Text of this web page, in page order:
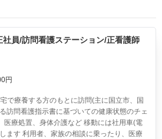
社員/訪問看護ステーション/正看護師
円
で療養する方のもとに訪問(主に国立市、国
訪問看護指示書に基づいての健康状態のチェ
医療処置、身体介護など 移動には社用車(電
ます 利用者、家族の相談に乗ったり、医療